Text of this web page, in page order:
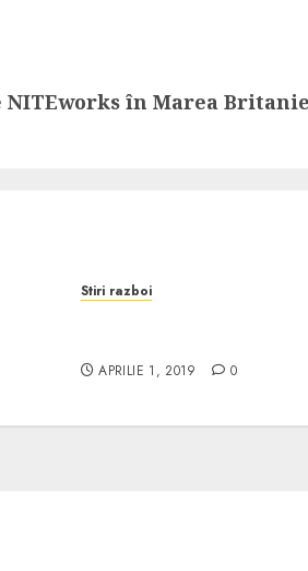
în Marea Britanie
Stiri razboi
APRILIE 1, 2019 0